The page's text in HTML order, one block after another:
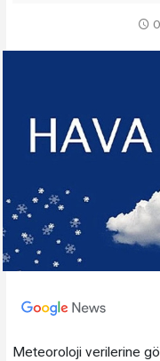
Meteoroloji verilerine